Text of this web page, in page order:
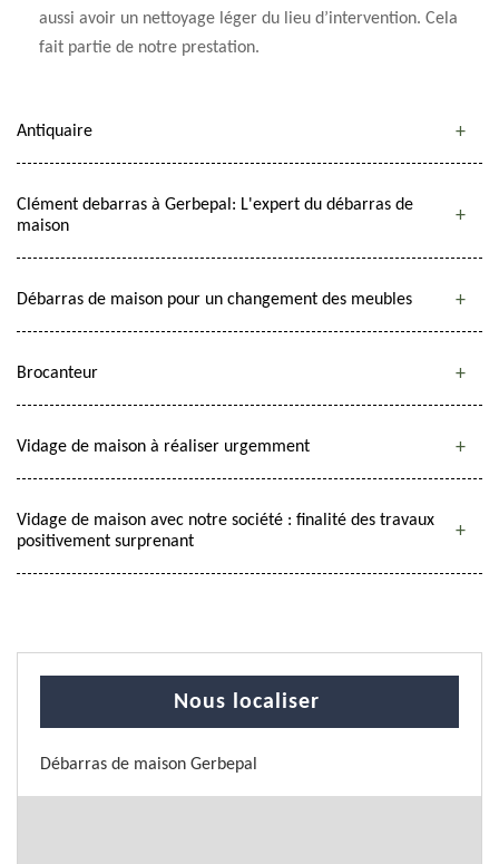
aussi avoir un nettoyage léger du lieu d’intervention. Cela
fait partie de notre prestation.
Antiquaire
Clément debarras à Gerbepal: L'expert du débarras de
maison
Débarras de maison pour un changement des meubles
Brocanteur
Vidage de maison à réaliser urgemment
Vidage de maison avec notre société : finalité des travaux
positivement surprenant
Nous localiser
Débarras de maison Gerbepal